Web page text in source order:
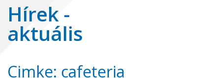
Hírek -
aktuális
Cimke: cafeteria